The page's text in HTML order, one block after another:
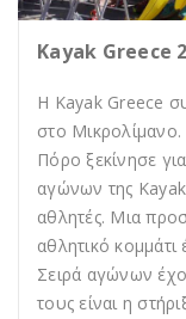
Kayak Greece
Η Kayak Greece
στο
Πόρο ξεκίνησε
αγώνων της
αθλητές. Μια
αθλητικό κομμάτι
Σειρά αγώνων
τους είναι η